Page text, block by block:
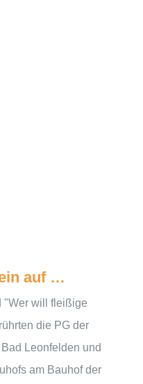
auf …
"Wer will fleißige
die PG der
Leonfelden und
am Bauhof der